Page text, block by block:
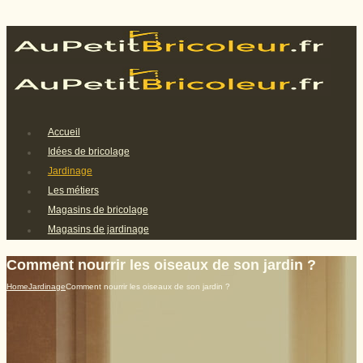
Accueil
Idées de bricolage
Jardinage
Les métiers
Magasins de bricolage
Magasins de jardinage
Comment nourrir les oiseaux de son jardin ?
HomeJardinageComment nourrir les oiseaux de son jardin ?